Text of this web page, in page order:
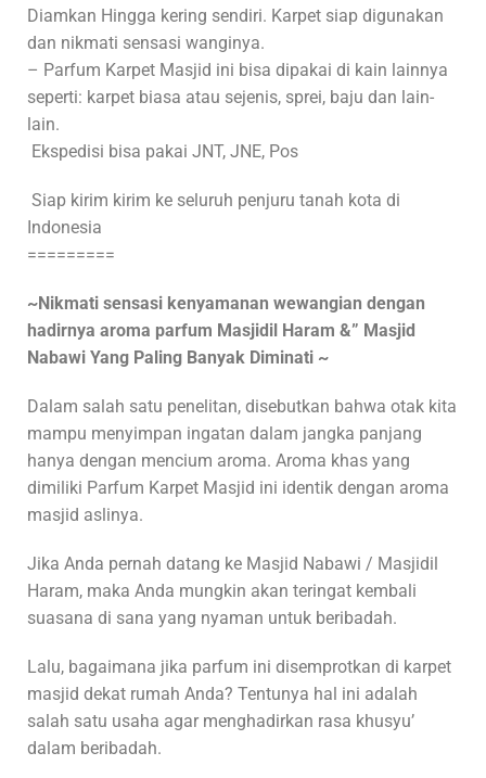
Diamkan Hingga kering sendiri. Karpet siap digunakan
dan nikmati sensasi wanginya.
– Parfum Karpet Masjid ini bisa dipakai di kain lainnya
seperti: karpet biasa atau sejenis, sprei, baju dan lain-
lain.
Ekspedisi bisa pakai JNT, JNE, Pos
Siap kirim kirim ke seluruh penjuru tanah kota di
Indonesia
=========
~Nikmati sensasi kenyamanan wewangian dengan
hadirnya aroma parfum Masjidil Haram &” Masjid
Nabawi Yang Paling Banyak Diminati ~
Dalam salah satu penelitan, disebutkan bahwa otak kita
mampu menyimpan ingatan dalam jangka panjang
hanya dengan mencium aroma. Aroma khas yang
dimiliki Parfum Karpet Masjid ini identik dengan aroma
masjid aslinya.
Jika Anda pernah datang ke Masjid Nabawi / Masjidil
Haram, maka Anda mungkin akan teringat kembali
suasana di sana yang nyaman untuk beribadah.
Lalu, bagaimana jika parfum ini disemprotkan di karpet
masjid dekat rumah Anda? Tentunya hal ini adalah
salah satu usaha agar menghadirkan rasa khusyu’
dalam beribadah.